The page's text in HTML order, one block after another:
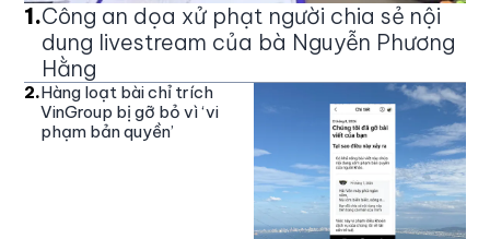
1.Công an dọa xử phạt người chia sẻ nội
dung livestream của bà Nguyễn Phương
Hằng
2.Hàng loạt bài chỉ trích
VinGroup bị gỡ bỏ vì ‘vi
phạm bản quyền’